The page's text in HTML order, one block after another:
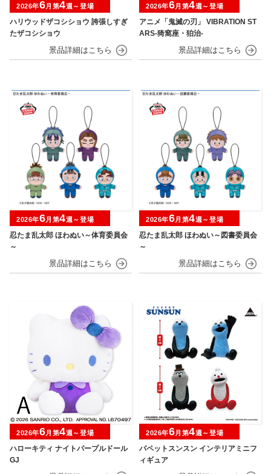
ハリウッドザコシショウ 誇張しすぎ
たザコシショウ
2026年6月第4週～登場
アニメ「鬼滅の刃」 VIBRATION ST
ARS-猗窩座・狛治-
2026年6月第4週～登場
忍たま乱太郎 ほわぬい～体育委員会
～
2026年6月第4週～登場
忍たま乱太郎 ほわぬい～図書委員会
～
2026年6月第4週～登場
ハローキティ ナイトパープルドール
GJ
2026年6月第4週～登場
パペットスンスン インテリアミニフ
ィギュア
2026年6月第4週～登場